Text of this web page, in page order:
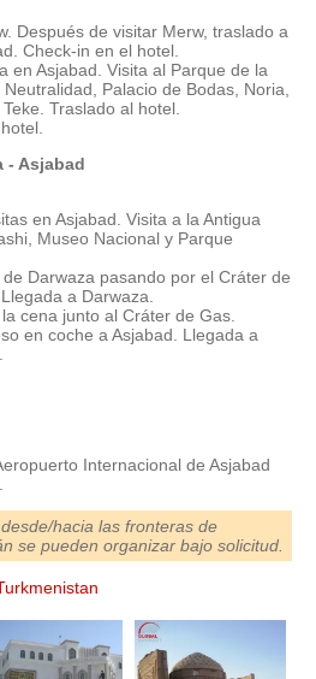
Después de visitar Merw, traslado a
Check-in en el hotel.
en Asjabad. Visita al Parque de la
Palacio de Bodas, Noria,
Traslado al hotel.
- Asjabad
en Asjabad. Visita a la Antigua
Museo Nacional y Parque
Darwaza pasando por el Cráter de
a Darwaza.
cena junto al Cráter de Gas.
en coche a Asjabad. Llegada a
Internacional de Asjabad
hacia las fronteras de
se pueden organizar bajo solicitud.